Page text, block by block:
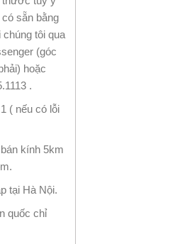
sẵn bằng
tôi qua
(góc
hoặc
.
( nếu có lỗi
kính 5km
tại Hà Nội.
quốc chỉ